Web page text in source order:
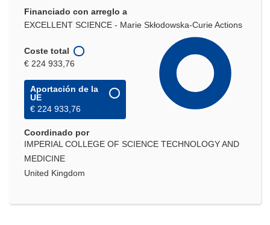
Financiado con arreglo a
EXCELLENT SCIENCE - Marie Skłodowska-Curie Actions
Coste total
€ 224 933,76
Aportación de la
UE
€ 224 933,76
Coordinado por
IMPERIAL COLLEGE OF SCIENCE TECHNOLOGY AND
MEDICINE
United Kingdom